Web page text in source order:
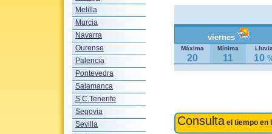
Melilla
Murcia
Navarra
Ourense
Palencia
Pontevedra
Salamanca
S.C.Tenerife
Segovia
Sevilla
viernes
Máxima Mínima
20 11 10
Consulta el tiempo en